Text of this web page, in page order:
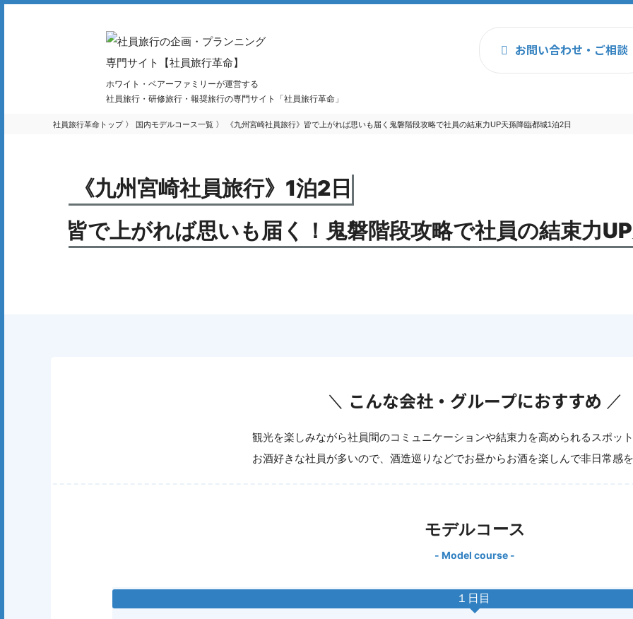
ホワイト・ベアーファミリーが運営する
社員旅行・研修旅行・報奨旅行の専門サイト「社員旅行革命」
お問い合わせ ・ご相談
社員旅行革命トップ 国内モデルコース一覧 《九州宮崎社員旅行》皆で上がれば思いも届く鬼磐階段攻略で社員の結束力UP天孫降臨都城1泊2日
《九州宮崎社員旅行》1泊2日
皆で上がれば思いも届く！鬼磐階段攻略で社員の結束力
こんな会社・グループにおすすめ
観光を楽しみながら社員間のコミュニケーションや結束力を高められるスポッ
お酒好きな社員が多いので、酒造巡りなどでお昼からお酒を楽しんで非日常感
モデルコース
- Model course -
１日目